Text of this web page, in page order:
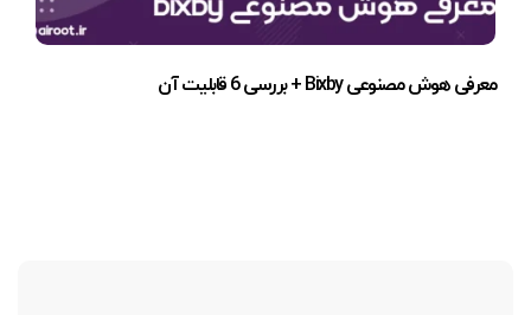
معرفی هوش مصنوعی Bixby + بررسی 6 قابلیت آن